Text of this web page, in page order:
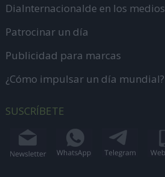
DiaInternacionalde en los medios
Patrocinar un día
Publicidad para marcas
¿Cómo impulsar un día mundial?
SUSCRÍBETE